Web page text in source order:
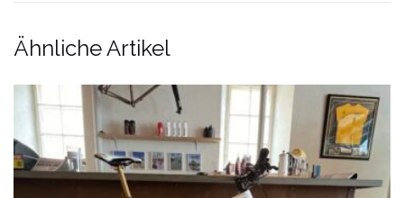
Ähnliche Artikel